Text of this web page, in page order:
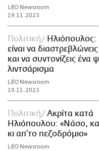
LifO Newsroom
19.11.2023
Πολιτική
είναι να
και να συντονίζεις ένα
λιντσάρισμα
LifO Newsroom
19.11.2023
Πολιτική
Ακρίτα κατά
Ηλιόπουλου: «Νάσο,
κι απ’το πεζοδρόμιο»
LifO Newsroom